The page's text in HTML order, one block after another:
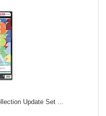
Update Set ...